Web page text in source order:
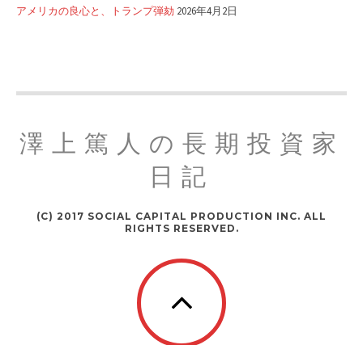
アメリカの良心と、トランプ弾劾 2026年4月2日
澤上篤人の長期投資家
日記
(C) 2017 SOCIAL CAPITAL PRODUCTION INC. ALL
RIGHTS RESERVED.